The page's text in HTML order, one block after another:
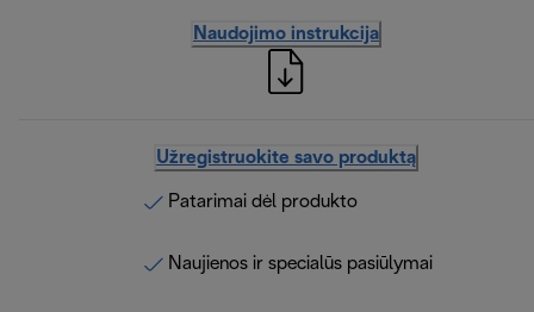
Naudojimo instrukcija
Užregistruokite savo produktą
Patarimai dėl produkto
Naujienos ir specialūs pasiūlymai